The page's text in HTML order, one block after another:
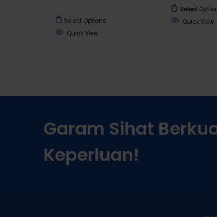
Select Options
options
be
chosen
the
Quick View
Select
Quick View
Garam Sihat
Keperluan!